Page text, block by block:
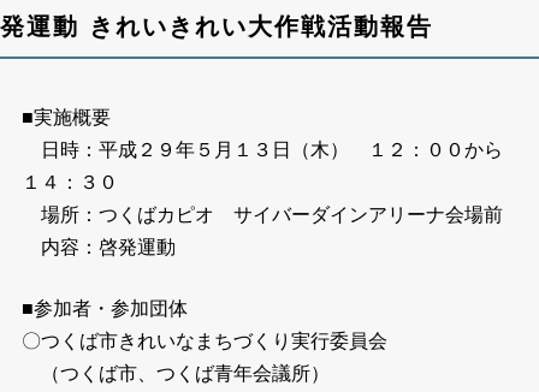
発運動 きれいきれい大作戦活動報告
■実施概要
日時：平成２９年５月１３日（木） １２：００から
１４：３０
場所：つくばカピオ サイバーダインアリーナ会場前
内容：啓発運動
■参加者・参加団体
〇つくば市きれいなまちづくり実行委員会
（つくば市、つくば青年会議所）